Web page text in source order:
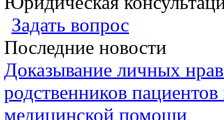
Задать вопрос
Последние новости
Доказывание личных
родственников
медицинской помощи